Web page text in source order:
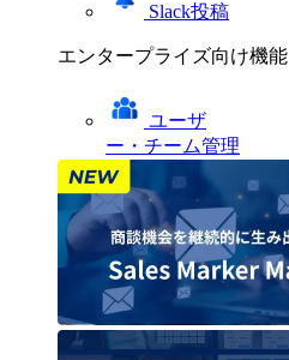
Slack投稿
エンタープライズ向け機能
ユーザ
ー・チーム管理